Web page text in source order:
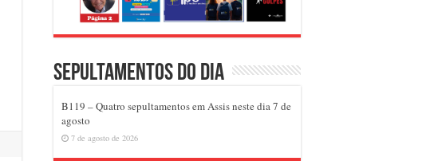
Sepultamentos do dia
B119 – Quatro sepultamentos em Assis neste dia 7 de
agosto
7 de agosto de 2026